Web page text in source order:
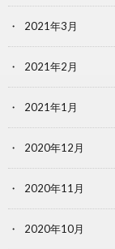
2021年3月
2021年2月
2021年1月
2020年12月
2020年11月
2020年10月